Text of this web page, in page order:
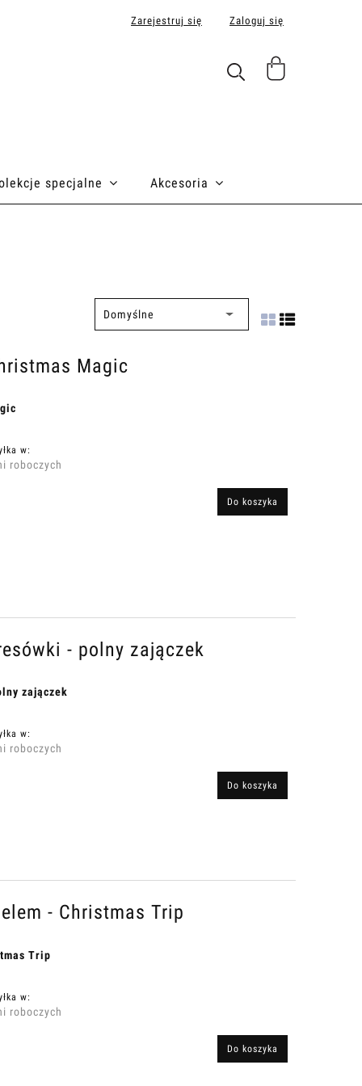
Zarejestruj się Zaloguj się
specjalne Akcesoria
Magic
w:
roboczych
Do koszyka
- polny zajączek
zajączek
w:
roboczych
Do koszyka
- Christmas Trip
Trip
w:
roboczych
Do koszyka